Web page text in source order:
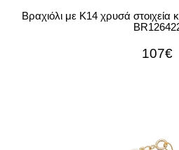
Βραχιόλι με Κ14 χρυσά στοιχεία
107€